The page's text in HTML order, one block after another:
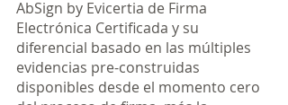
AbSign by Evicertia de Firma
Electrónica Certificada y su
diferencial basado en las múltiples
evidencias pre-construidas
disponibles desde el momento cero